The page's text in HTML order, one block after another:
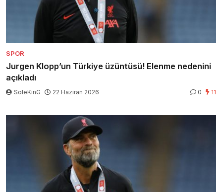
SPOR
Jurgen Klopp’un Türkiye üzüntüsü! Elenme nedenini
açıkladı
SoleKinG 22 Haziran 2026 0 11